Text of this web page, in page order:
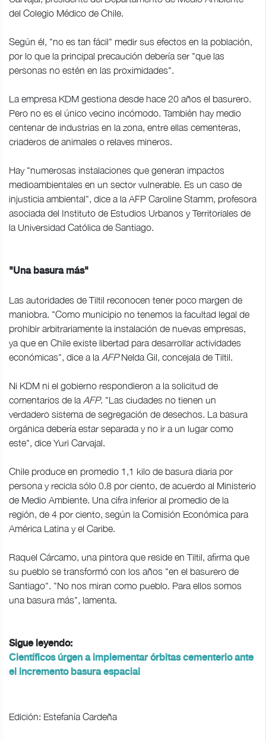
del Colegio Médico de Chile.
Según él, "no es tan fácil" medir sus efectos en la población,
por lo que la principal precaución debería ser "que las
personas no estén en las proximidades".
La empresa KDM gestiona desde hace 20 años el basurero.
Pero no es el único vecino incómodo. También hay medio
centenar de industrias en la zona, entre ellas cementeras,
criaderos de animales o relaves mineros.
Hay "numerosas instalaciones que generan impactos
medioambientales en un sector vulnerable. Es un caso de
injusticia ambiental", dice a la AFP Caroline Stamm, profesora
asociada del Instituto de Estudios Urbanos y Territoriales de
la Universidad Católica de Santiago.
"Una basura más"
Las autoridades de Tiltil reconocen tener poco margen de
maniobra. "Como municipio no tenemos la facultad legal de
prohibir arbitrariamente la instalación de nuevas empresas,
ya que en Chile existe libertad para desarrollar actividades
económicas", dice a la AFPNelda Gil, concejala de Tiltil.
Ni KDM ni el gobierno respondieron a la solicitud de
comentarios de la AFP. "Las ciudades no tienen un
verdadero sistema de segregación de desechos. La basura
orgánica debería estar separada y no ir a un lugar como
este", dice Yuri Carvajal.
Chile produce en promedio 1,1 kilo de basura diaria por
persona y recicla sólo 0.8 por ciento, de acuerdo al Ministerio
de Medio Ambiente. Una cifra inferior al promedio de la
región, de 4 por ciento, según la Comisión Económica para
América Latina y el Caribe.
Raquel Cárcamo, una pintora que reside en Tiltil, afirma que
su pueblo se transformó con los años "en el basurero de
Santiago". "No nos miran como pueblo. Para ellos somos
una basura más", lamenta.
Sigue leyendo:
Científicos úrgen a implementar órbitas cementerio ante
el incremento basura espacial
Edición: Estefanía Cardeña